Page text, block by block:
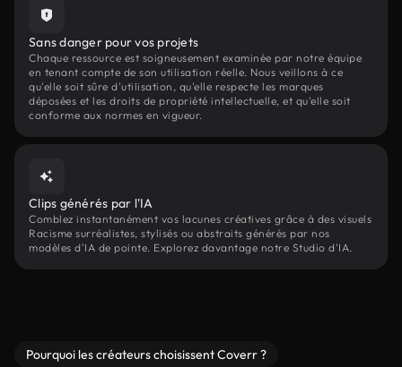
Sans danger pour vos projets
Chaque ressource est soigneusement examinée par notre équipe
en tenant compte de son utilisation réelle. Nous veillons à ce
qu'elle soit sûre d'utilisation, qu'elle respecte les marques
déposées et les droits de propriété intellectuelle, et qu'elle soit
conforme aux normes en vigueur.
Clips générés par l'IA
Comblez instantanément vos lacunes créatives grâce à des visuels
Racisme surréalistes, stylisés ou abstraits générés par nos
modèles d'IA de pointe. Explorez davantage notre Studio d'IA.
Pourquoi les créateurs choisissent Coverr ?